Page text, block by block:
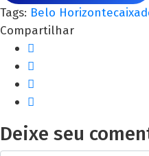
Tags: Belo Horizonte
Compartilhar
Deixe seu